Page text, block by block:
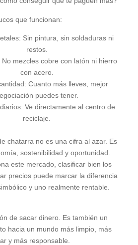
que funcionan:
Sin pintura, sin soldaduras ni
restos.
No mezcles cobre con latón ni hierro
con acero.
Cuanto más lleves, mejor
puedes tener.
Ve directamente al centro de
reciclaje.
chatarra no es una cifra al azar. Es
sostenibilidad y oportunidad.
este mercado, clasificar bien los
precios puede marcar la diferencia
y uno realmente rentable.
de sacar dinero. Es también un
hacia un mundo más limpio, más
y más responsable.